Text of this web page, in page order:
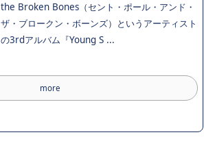
the Broken Bones（セント・ポール・アンド・
ザ・ブロークン・ボーンズ）というアーティスト
の3rdアルバム『Young S ...
more